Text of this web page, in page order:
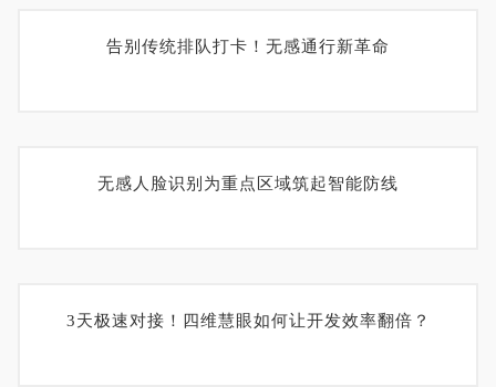
告别传统排队打卡！无感通行新革命
无感人脸识别为重点区域筑起智能防线
3天极速对接！四维慧眼如何让开发效率翻倍？